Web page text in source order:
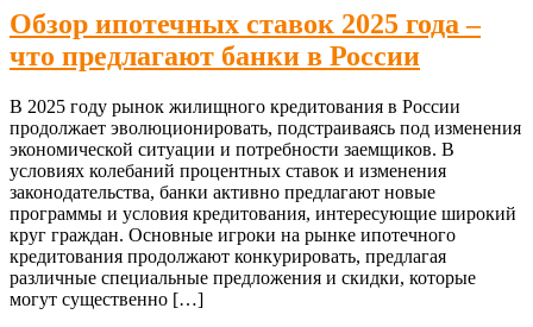
Обзор ипотечных ставок 2025 года –
что предлагают банки в России
В 2025 году рынок жилищного кредитования в России
продолжает эволюционировать, подстраиваясь под изменения
экономической ситуации и потребности заемщиков. В
условиях колебаний процентных ставок и изменения
законодательства, банки активно предлагают новые
программы и условия кредитования, интересующие широкий
круг граждан. Основные игроки на рынке ипотечного
кредитования продолжают конкурировать, предлагая
различные специальные предложения и скидки, которые
могут существенно […]